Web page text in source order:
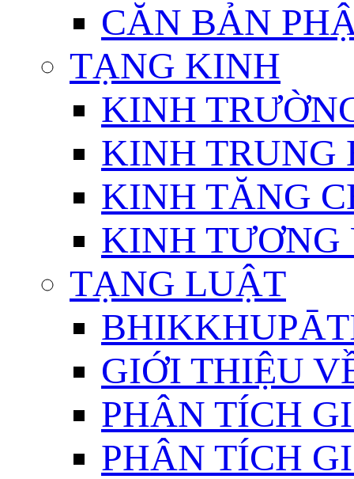
CĂN BẢN
TẠNG KINH
KINH
KINH TRUNG
KINH TĂNG
KINH TƯƠNG
TẠNG LUẬT
GIỚI THIỆU
PHÂN TÍCH
PHÂN TÍCH